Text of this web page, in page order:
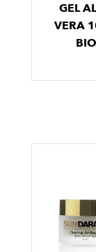
GEL
VERA
BIO